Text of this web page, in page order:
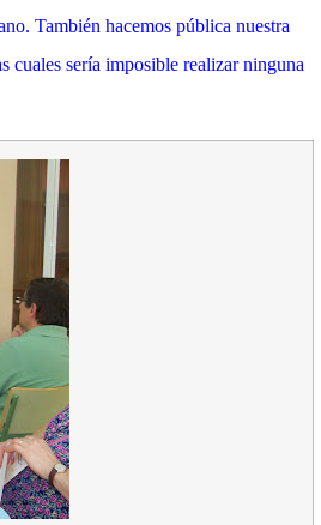
También hacemos pública nuestra
cuales sería imposible realizar ninguna